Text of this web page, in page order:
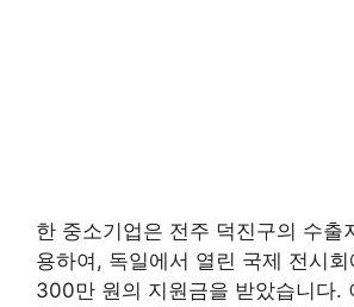
한 중소기업은 전주 덕진구의 수출
용하여, 독일에서 열린 국제 전시
300만 원의 지원금을 받았습니다.